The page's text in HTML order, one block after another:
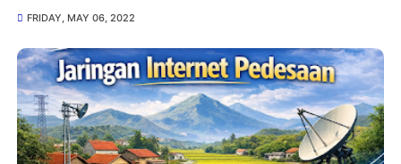
FRIDAY, MAY 06, 2022